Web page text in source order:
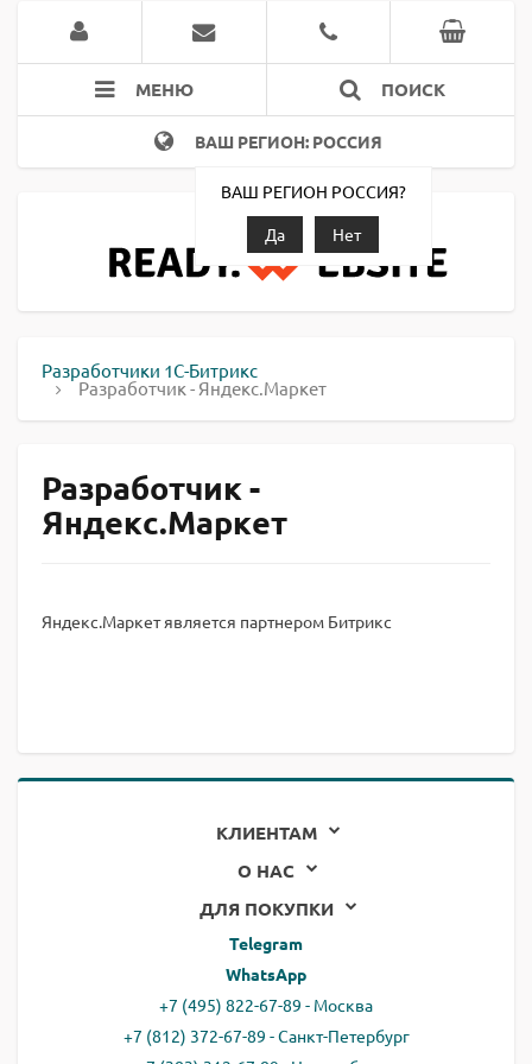
МЕНЮ ПОИСК
ВАШ РЕГИОН: РОССИЯ
ВАШ РЕГИОН РОССИЯ?
Да
Нет
Разработчики 1С-Битрикс
Разработчик - Яндекс.Маркет
Разработчик -
Яндекс.Маркет
Яндекс.Маркет является партнером Битрикс
КЛИЕНТАМ
О НАС
ДЛЯ ПОКУПКИ
Telegram
WhatsApp
+7 (495) 822-67-89 - Москва
+7 (812) 372-67-89 - Санкт-Петербург